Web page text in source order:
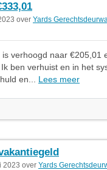
over Yards
verhoogd naar €205,01
ben verhuist en in het
en... Lees meer
2023 over Yards